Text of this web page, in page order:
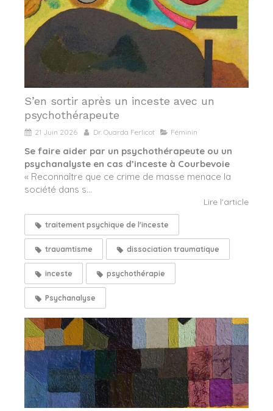
S’en sortir après un inceste avec un
psychothérapeute
21 Juin 2026 Dr. Ouarda Ferlicot Féminin
Se faire aider par un psychothérapeute ou un
psychanalyste en cas d’inceste à Courbevoie
« Reconnaître que ce crime de masse menace la
société dans s...
Lire l'article
traitement psychique de l'inceste
trauamtisme dissociation traumatique
inceste psychothérapie
Psychanalyse